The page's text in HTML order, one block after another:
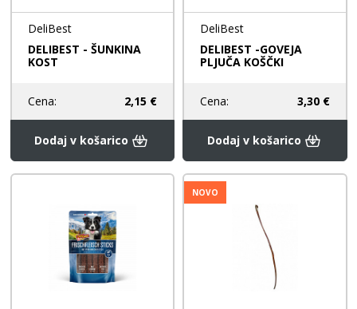
DeliBest
DELIBEST - ŠUNKINA
KOST
Cena: 2,15 €
Dodaj v košarico
DeliBest
DELIBEST -GOVEJA
PLJUČA KOŠČKI
Cena: 3,30 €
Dodaj v košarico
NOVO